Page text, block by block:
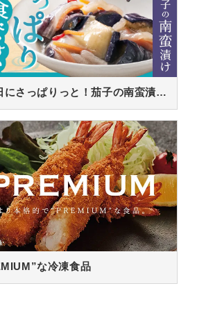
暑い日にさっぱりっと！茄子の南蛮漬け！
な冷凍食品